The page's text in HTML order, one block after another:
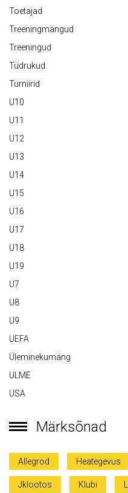
Toetajad
Treeningmängud
Treeningud
Tüdrukud
Turniirid
U10
U11
U12
U13
U14
U15
U16
U17
U18
U19
U7
U8
U9
UEFA
Üleminekumäng
ULME
USA
Märksõnad
Allegrod Heategevus
Jklootos Klubi